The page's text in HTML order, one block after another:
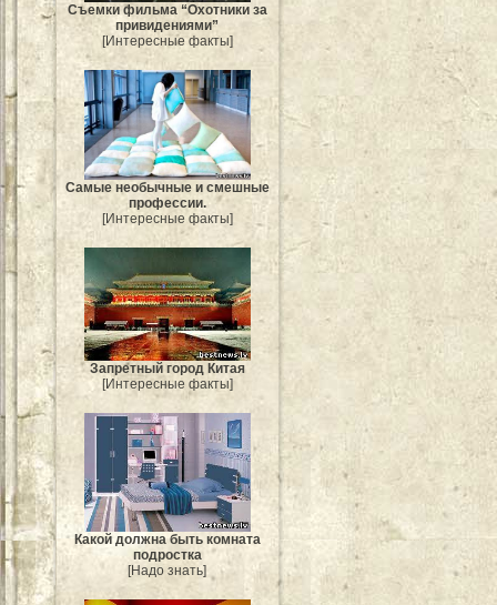
Съемки фильма “Охотники за
привидениями”
[Интересные факты]
Самые необычные и смешные
профессии.
[Интересные факты]
Запретный город Китая
[Интересные факты]
Какой должна быть комната
подростка
[Надо знать]